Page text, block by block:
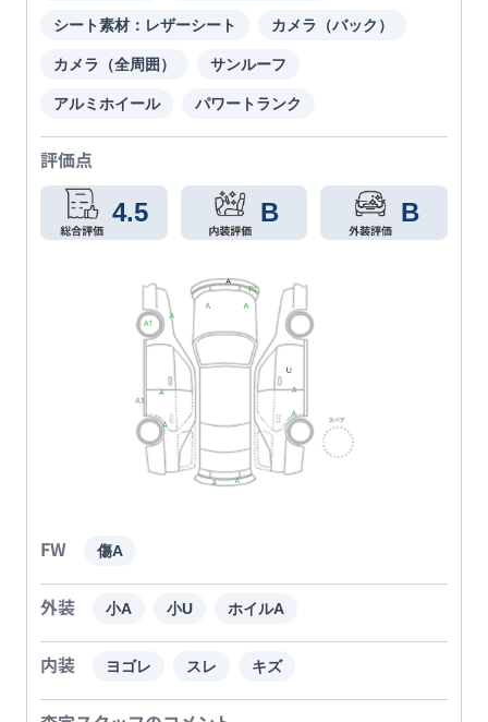
シート素材：レザーシート カメラ（バック）
カメラ（全周囲） サンルーフ
アルミホイール パワートランク
評価点
4.5 B B
FW 傷A
外装 小A 小U ホイルA
内装 ヨゴレ スレ キズ